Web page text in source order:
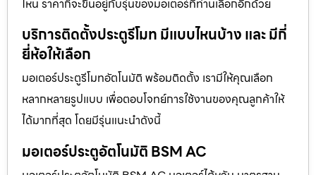
ไหน ราคาก็จะขึ้นอยู่กับรุ่นของมอเตอร์ที่ท่านเลือกอีกด้วย
บริการติดตั้งประตูรีโมท มีแบบไหนบ้าง และ มีกี่
ยี่ห้อให้เลือก
มอเตอร์ประตูรีโมทอัตโนมัติ พร้อมติดตั้ง เรามีให้คุณเลือก
หลากหลายรูปแบบ เพื่อตอบโจทย์การใช้งานของคุณลูกค้าให้
ได้มากที่สุด โดยมีรุ่นแนะนำดังนี้
มอเตอร์ประตูอัตโนมัติ BSM AC